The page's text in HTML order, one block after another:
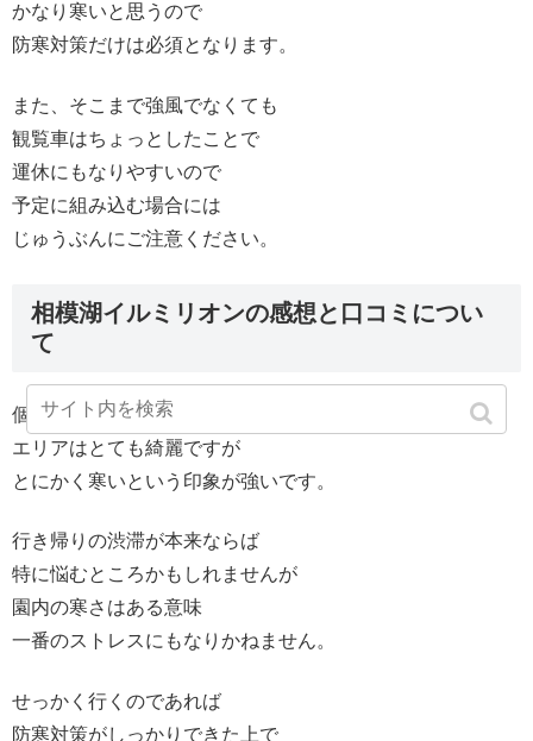
かなり寒いと思うので
防寒対策だけは必須となります。
また、そこまで強風でなくても
観覧車はちょっとしたことで
運休にもなりやすいので
予定に組み込む場合には
じゅうぶんにご注意ください。
相模湖イルミリオンの感想と口コミについ
て
個人的にイルミネーションの
エリアはとても綺麗ですが
とにかく寒いという印象が強いです。
行き帰りの渋滞が本来ならば
特に悩むところかもしれませんが
園内の寒さはある意味
一番のストレスにもなりかねません。
せっかく行くのであれば
防寒対策がしっかりできた上で